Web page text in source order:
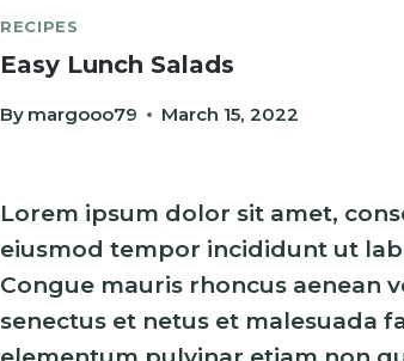
RECIPES
Easy Lunch Salads
By margooo79 March 15, 2022
Lorem ipsum dolor sit amet,
eiusmod tempor incididunt ut
Congue mauris rhoncus aenean
senectus et netus et malesuada